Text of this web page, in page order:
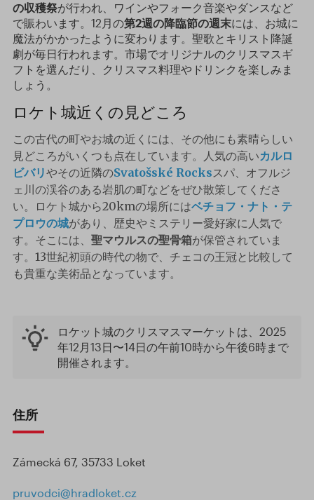
の収穫祭が行われ、ワインやフォーク音楽やダンスなど
で賑わいます。12月の第2週の降臨節の週末には、お城に
魔法がかかったように変わります。聖歌とキリスト降誕
劇が毎日行われます。市場でオリジナルのクリスマスギ
フトを選んだり、クリスマス料理やドリンクを楽しみま
しょう。
ロケト城近くの見どころ
この古代の町やお城の近くには、その他にも素晴らしい
見どころがいくつも点在しています。人気の高いカルロ
ビバリやその近隣のSvatošské Rocksスパ、オフルジ
ェ川の渓谷のある岩肌の町などをぜひ散策してくださ
い。ロケト城から20kmの場所にはベチョフ・ナト・テ
プロウの城があり、歴史やミステリー愛好家に人気で
す。そこには、 聖マウルスの聖骨箱が保管されていま
す。13世紀初頭の時代の物で、チェコの王冠と比較して
も貴重な美術品となっています。
ロケット城のクリスマスマーケットは、2025
年12月13日〜14日の午前10時から午後6時まで
開催されます。
住所
Zámecká 67, 35733 Loket
pruvodci@hradloket.cz